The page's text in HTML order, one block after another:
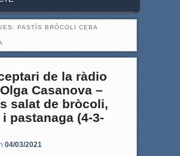
PASTÍS BRÒCOLI CEBA
de la ràdio
Casanova –
salat de bròcoli,
pastanaga (4-3-
04/03/2021